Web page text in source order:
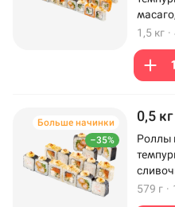
масаго,
1,5 кг ·
–35%
Больше начинки 0,5
Роллы
579 г ·